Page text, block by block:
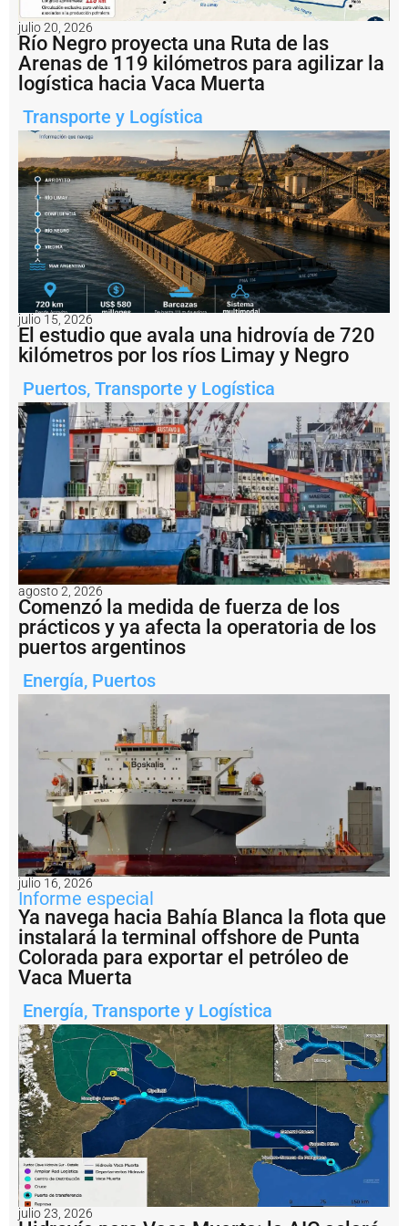
e
G
e
s
ti
ó
n
d
e
l
P
u
e
r
t
o
Q
u
e
u
é
n
r
e
z
a
t
a
r
e
a
s
d
e
e
j
t
o
e
n
l
a
c
o
n
ti
u
i
d
a
d
d
e
l
a
A
v
e
n
julio 20, 2026
Río Negro proyecta una Ruta de las
Arenas de 119 kilómetros para agilizar la
logística hacia Vaca Muerta
Transporte y Logística
julio 15, 2026
El estudio que avala una hidrovía de 720
kilómetros por los ríos Limay y Negro
Puertos, Transporte y Logística
agosto 2, 2026
Comenzó la medida de fuerza de los
prácticos y ya afecta la operatoria de los
puertos argentinos
Energía, Puertos
julio 16, 2026
Informe especial
Ya navega hacia Bahía Blanca la flota que
instalará la terminal offshore de Punta
Colorada para exportar el petróleo de
Vaca Muerta
Energía, Transporte y Logística
julio 23, 2026